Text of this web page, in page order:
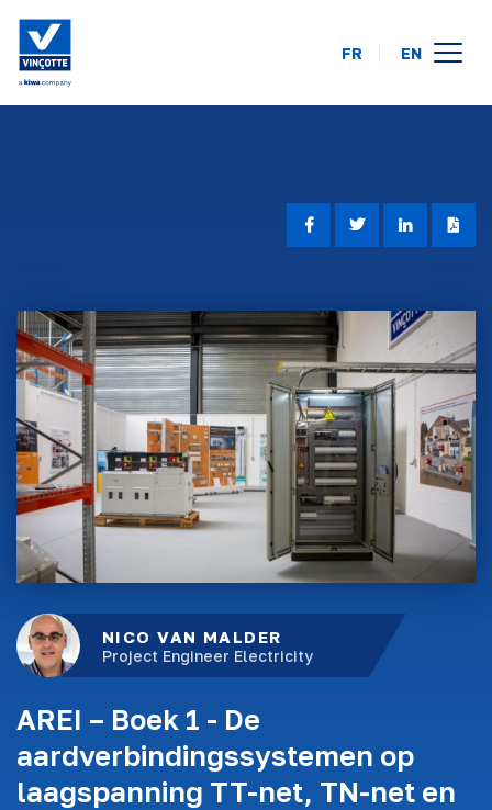
opleidingskalender
FAQ
contact
FR EN
NICO VAN MALDER
Project Engineer Electricity
AREI – Boek 1 - De
aardverbindingssystemen op
laagspanning TT-net, TN-net en